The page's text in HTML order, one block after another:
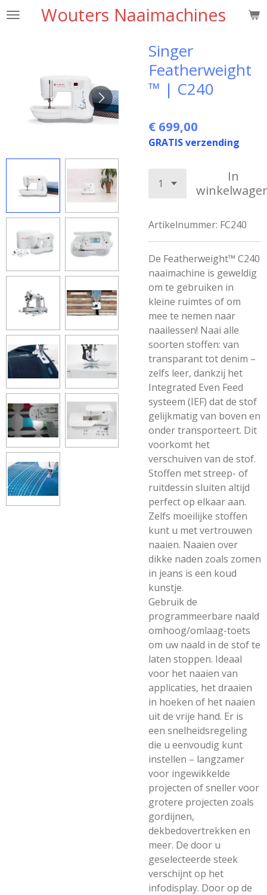
Ga
Wouters Naaimachines
Singer
Featherweight
™ | C240
€ 699,00
GRATIS verzending
In
Artikelnummer: FC240
De Featherweight™ C240
​​naaimachine is geweldig
om te gebruiken in
kleine ruimtes of om
mee te nemen naar
naailessen! Naai alle
soorten stoffen: van
transparant tot denim –
zelfs leer, dankzij het
Integrated Even Feed
systeem (IEF) dat de stof
gelijkmatig van boven en
onder transporteert. Dit
voorkomt het
verschuiven van de stof.
Stoffen met streep- of
ruitdessin sluiten altijd
perfect op elkaar aan.
Zelfs moeilijke stoffen
kunt u met vertrouwen
naaien. Naaien over
dikke naden zoals zomen
in jeans is een koud
kunstje.
Gebruik de
programmeerbare naald
omhoog/omlaag-toets
om uw naald in de stof te
laten stoppen. Ideaal
voor het naaien van
applicaties, het draaien
in hoeken of het naaien
uit de vrije hand. Er is
een snelheidsregeling
die u eenvoudig kunt
instellen – langzamer
voor ingewikkelde
projecten of sneller voor
grotere projecten zoals
gordijnen,
dekbedovertrekken en
meer. De door u
geselecteerde steek
verschijnt op het
infodisplay. Door op de